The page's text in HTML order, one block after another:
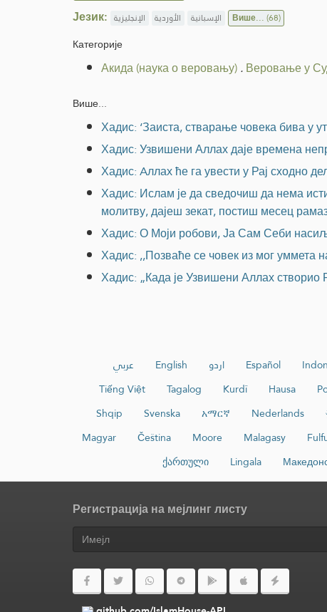
Језик: الإنجليزية الأوردية الإسبانية Више...(68)
Категорије
Акида (наука о веровању).Веровање у
Више...
Хадис: ‘Заиста, стварање човека бива у
Хадис: Узвишени Аллах даје времена
Хадис: Aллах ће га увести у Рај сходно
Хадис: Ислам је да сведочиш да нема
молитву, дајеш зекат, постиш месец
Хадис: О Моји робови, Ја Сам Себи
Хадис: ,,Позваће се човек из мог уммета
Хадис: „Када је Узвишени Аллах створио
عربي English اردو Español
Tiếng Việt
Tagalog Kurdî Hausa
Shqip
Svenska አማርኛ Nederlands
Magyar
Čeština Moore Malagasy
ქართული
Lingala
Регистрација на мејлинг листу